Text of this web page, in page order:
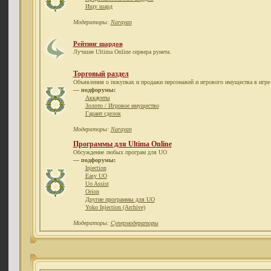
Ищу шард
Модераторы: Narayan
Рейтинг шардов
Лучшие Ultima Online сервера рунета.
Торговый раздел
Объявления о покупках и продажи персонажей и игрового имущества в
— подфорумы:
Аккаунты
Золото / Игровое имущество
Гарант сделок
Модераторы: Narayan
Программы для Ultima Online
Обсуждение любых програм для UO
— подфорумы:
Injection
Easy UO
Uo Assist
Orion
Другие программы для UO
Yoko Injection (Archive)
Модераторы: Супермодераторы